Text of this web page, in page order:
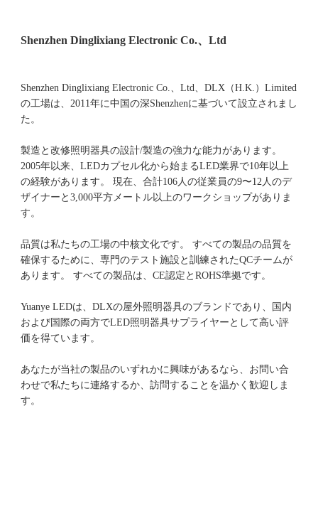
Shenzhen Dinglixiang Electronic Co.、Ltd、DLX（H.K.）Limited
の工場は、2011年に中国の深Shenzhenに基づいて設立されまし
た。
製造と改修照明器具の設計/製造の強力な能力があります。
2005年以来、LEDカプセル化から始まるLED業界で10年以上
の経験があります。 現在、合計106人の従業員の9〜12人のデ
ザイナーと3,000平方メートル以上のワークショップがありま
品質は私たちの工場の中核文化です。 すべての製品の品質を
確保するために、専門のテスト施設と訓練されたQCチームが
Yuanye LEDは、DLXの屋外照明器具のブランドであり、国内
および国際の両方でLED照明器具サプライヤーとして高い評
あなたが当社の製品のいずれかに興味があるなら、お問い合
わせで私たちに連絡するか、訪問することを温かく歓迎しま